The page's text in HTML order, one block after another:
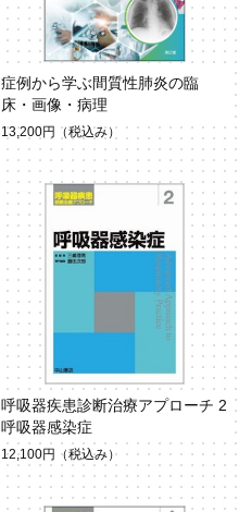
症例から学ぶ間質性肺炎の臨
床・画像・病理
13,200円 （税込み）
呼吸器疾患診断治療アプローチ 2
呼吸器感染症
12,100円 （税込み）